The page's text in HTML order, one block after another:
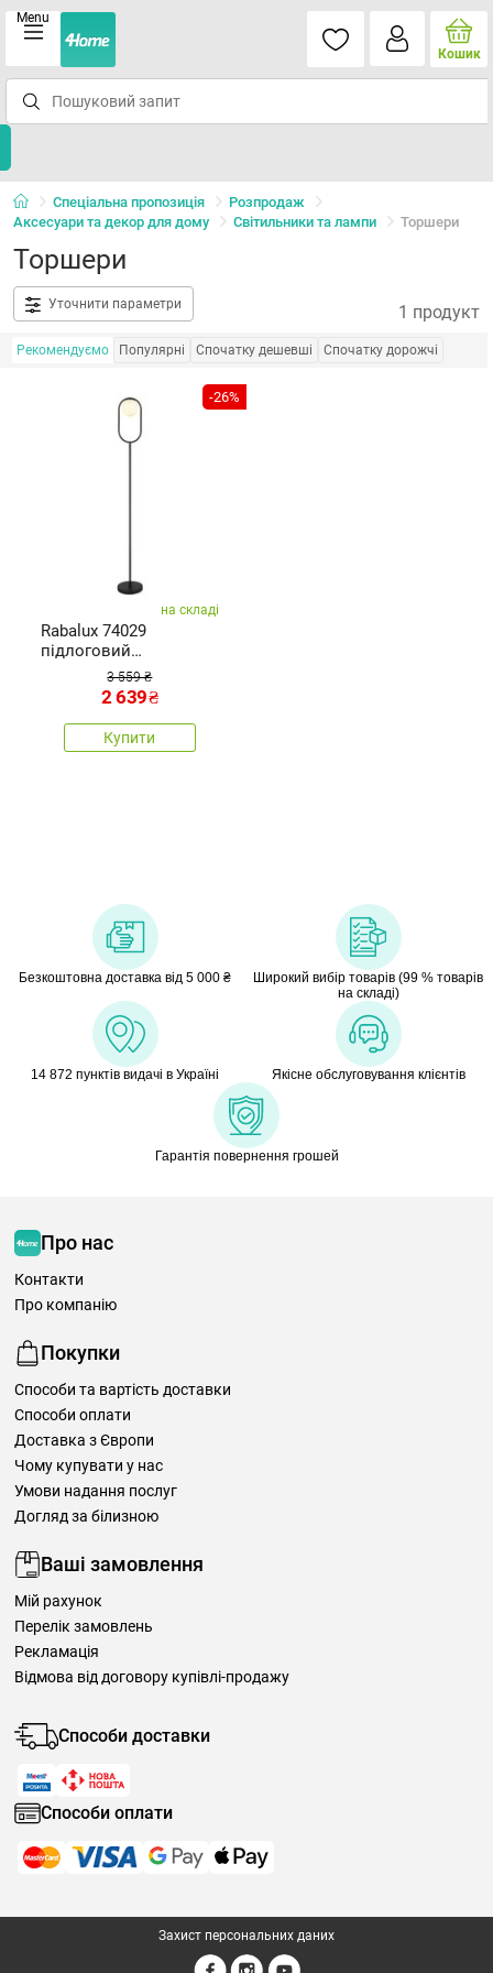
Menu
Кошик
Спеціальна пропозиція
Розпродаж
Аксесуари та декор для дому
Світильники та лампи Торшери
Торшери
Уточнити параметри 1 продукт
Рекомендуємо Популярні Спочатку дешевші Спочатку дорожчі
-26%
на складі
Rabalux 74029
підлоговий
світильник Ghita
3 559 ₴
2 639₴
Купити
Безкоштовна доставка від 5 000 ₴
Широкий вибір товарів (99 % товарів
на складі)
14 872 пунктів видачі в Україні Якісне обслуговування клієнтів
Гарантія повернення грошей
Про нас
Контакти
Про компанію
Покупки
Способи та вартість доставки
Способи оплати
Доставка з Європи
Чому купувати у нас
Умови надання послуг
Догляд за білизною
Ваші замовлення
Мій рахунок
Перелік замовлень
Рекламація
Відмова від договору купівлі-продажу
Способи доставки
Способи оплати
Захист персональних даних